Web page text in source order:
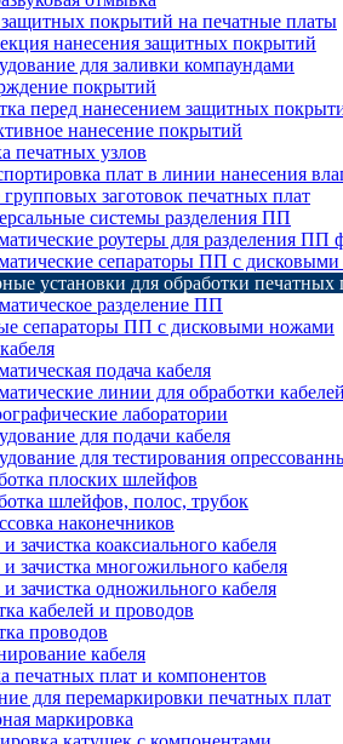
покрытий на печатные платы
нанесения защитных покрытий
для заливки компаундами
покрытий
перед нанесением защитных
нанесение покрытий
печатных узлов
плат в линии нанесения
групповых заготовок печатных плат
системы разделения ПП
роутеры для разделения ПП
сепараторы ПП с
установки для обработки печатных
разделение ПП
сепараторы ПП с дисковыми ножами
подача кабеля
линии для обработки
лаборатории
для подачи кабеля
для тестирования
плоских шлейфов
шлейфов, полос, трубок
наконечников
и зачистка коаксиального кабеля
и зачистка многожильного кабеля
и зачистка одножильного кабеля
кабелей и проводов
проводов
кабеля
печатных плат и компонентов
для перемаркировки печатных плат
маркировка